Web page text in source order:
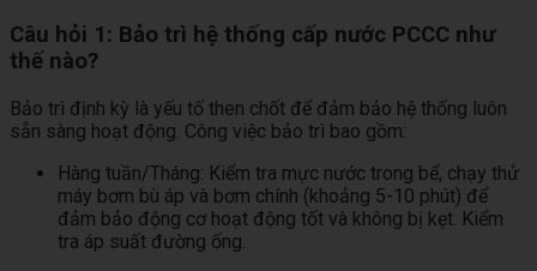
Câu hỏi 1: Bảo trì hệ thống cấp nước PCCC như
thế nào?
Bảo trì định kỳ là yếu tố then chốt để đảm bảo hệ thống luôn
sẵn sàng hoạt động. Công việc bảo trì bao gồm:
Hàng tuần/Tháng: Kiểm tra mực nước trong bể, chạy thử
máy bơm bù áp và bơm chính (khoảng 5-10 phút) để
đảm bảo động cơ hoạt động tốt và không bị kẹt. Kiểm
tra áp suất đường ống.